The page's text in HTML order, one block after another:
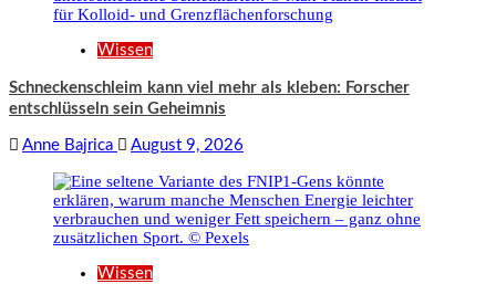
Wissen
Schneckenschleim kann viel mehr als kleben: Forscher
entschlüsseln sein Geheimnis
Anne Bajrica August 9, 2026
Wissen